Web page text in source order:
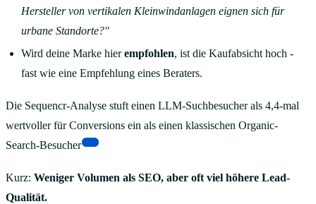
Hersteller von vertikalen Kleinwindanlagen eignen sich für
urbane Standorte?"
Wird deine Marke hierempfohlen, ist die Kaufabsicht hoch -
fast wie eine Empfehlung eines Beraters.
Die Sequencr-Analyse stuft einen LLM-Suchbesucher als 4,4-mal
wertvoller für Conversions ein als einen klassischen Organic-
Search-Besucher
Kurz: Weniger Volumen als SEO, aber oft viel höhere Lead-
Qualität.